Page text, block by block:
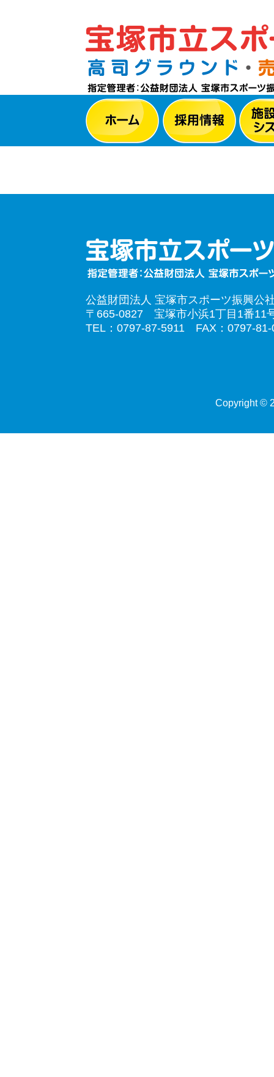
公益財団法人 宝塚市スポーツ振興公
〒665-0827 宝塚市小浜1丁目1番11
TEL：0797-87-5911 FAX：0797-81-
Copyright ©